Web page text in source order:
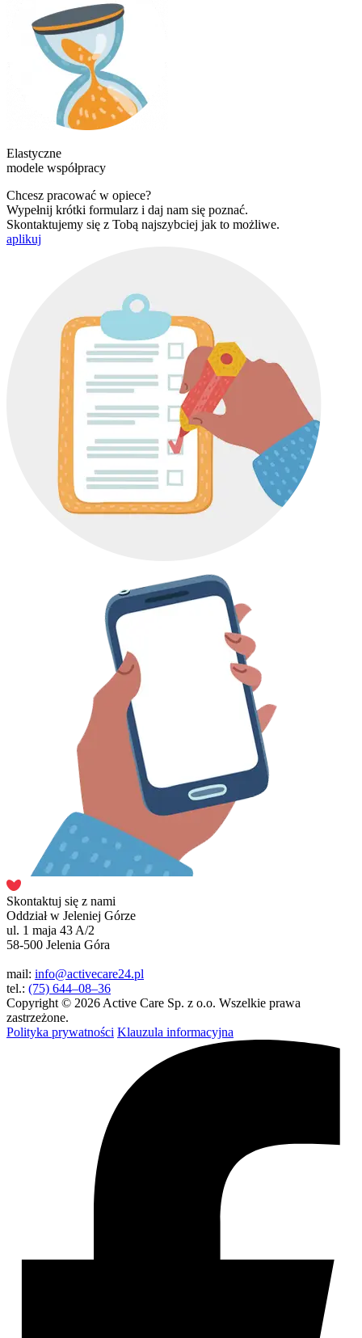
Elastyczne
modele współpracy
Chcesz pracować w opiece?
Wypełnij krótki formularz i daj nam się poznać.
Skontaktujemy się z Tobą najszybciej jak to możliwe.
aplikuj
Skontaktuj się z nami
Oddział w Jeleniej Górze
ul. 1 maja 43 A/2
58-500 Jelenia Góra
mail: info@activecare24.pl
tel.: (75) 644–08–36
Copyright © 2026 Active Care Sp. z o.o. Wszelkie prawa
zastrzeżone.
Polityka prywatności Klauzula informacyjna